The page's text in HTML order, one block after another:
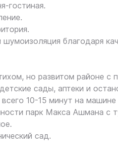
гостиная.
благодаря
но развитом районе с
сады, аптеки и
10-15 минут на машине
парк Макса Ашмана с
сад.